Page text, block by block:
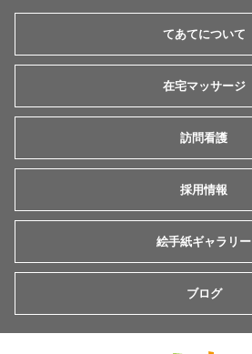
てあてについて
在宅マッサージ
訪問看護
採用情報
絵手紙ギャラリー
ブログ